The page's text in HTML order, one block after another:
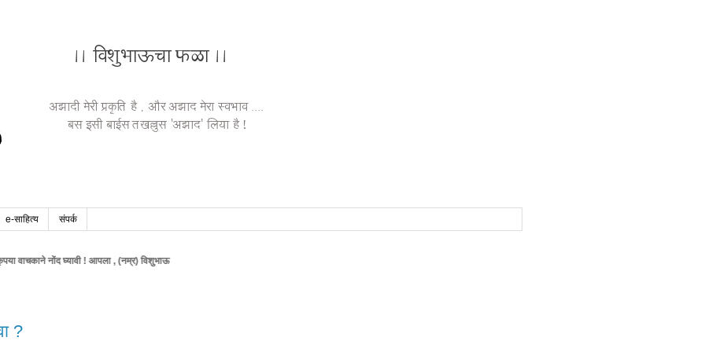
e-साहित्य संपर्क
नोंद घ्यावी ! आपला , (नम्र) विशुभाऊ
?